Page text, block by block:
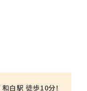
和白駅 徒歩10分！